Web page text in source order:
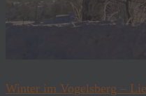
Winter im Vogelsberg –